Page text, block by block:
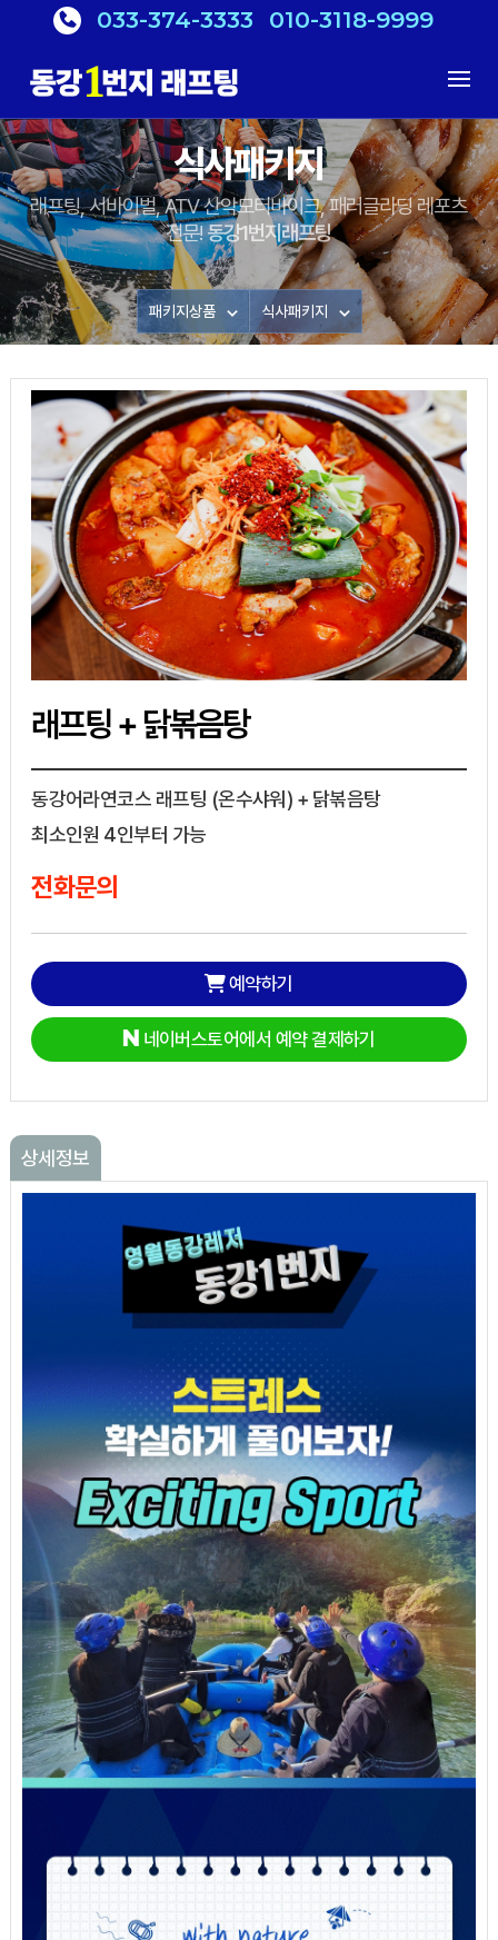
033-374-3333 010-3118-9999
식사패키지
래프팅, 서바이벌, ATV 산악모터바이크, 패러글라딩 레포츠
전문!동강1번지래프팅
패키지상품 식사패키지
래프팅 + 닭볶음탕
동강어라연코스 래프팅 (온수샤워) + 닭볶음탕
최소인원 4인부터 가능
전화문의
예약하기
네이버스토어에서 예약 결제하기
상세정보